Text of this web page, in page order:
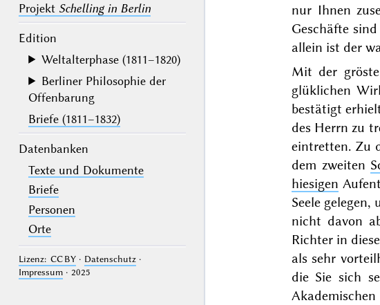
Projekt Schelling in Berlin
Edition
Weltalterphase (1811–1820)
Berliner Philosophie der
Offenbarung
Briefe (1811–1832)
Datenbanken
Texte und Dokumente
Briefe
Personen
Orte
Lizenz: CC BY· Datenschutz·
Impressum· 2025
nur Ihnen
Geschäfte
allein ist der
Mit der
glüklichen
bestätigt
des Herrn zu
eintretten. Zu
dem zweiten
hiesigen
Seele
nicht davon
Richter in
als sehr
die Sie sich